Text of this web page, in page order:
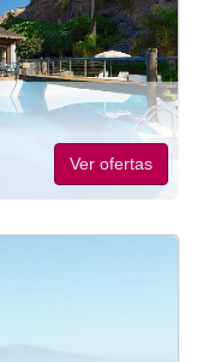
Ver ofertas